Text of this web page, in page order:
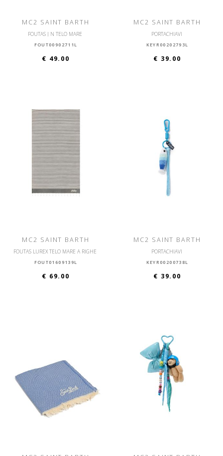
MC2 SAINT BARTH
FOUTAS J N TELO MARE
FOUT00902711L
€ 49.00
MC2 SAINT BARTH
PORTACHIAVI
KEYR00202793L
€ 39.00
MC2 SAINT BARTH
FOUTAS LUREX TELO MARE A RIGHE
FOUT01609139L
€ 69.00
MC2 SAINT BARTH
PORTACHIAVI
KEYR00200738L
€ 39.00